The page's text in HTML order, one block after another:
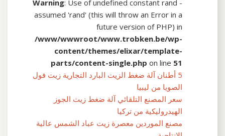
Warning: Use of undefined constant rand -
assumed 'rand' (this will throw an Error in a
future version of PHP) in
/www/wwwroot/www.trobken.be/wp-
content/themes/elixar/template-
parts/content-single.php on line 51
5 أطنان آلة ضغط الزيت البارد التجارية زيت فول
الصويا من ليبيا
سعر المصنع التلقائي آلة ضغط زيت الجوز
الهيدروليكية من تركيا
مصنع الموردين معصرة زيت عباد الشمس عالية